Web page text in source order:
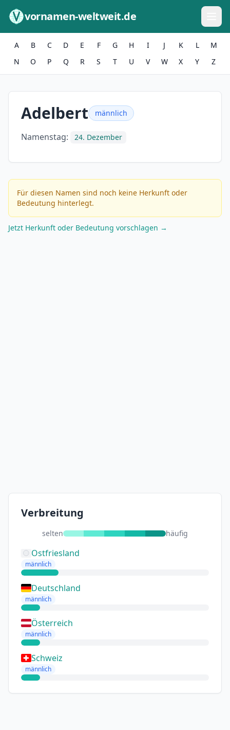
vornamen-weltweit.de
A B C D E F G H I J K L
M
N
O P Q R S T U V W X Y Z
Adelbert männlich
Namenstag: 24. Dezember
Für diesen Namen sind noch keine Herkunft oder
Bedeutung hinterlegt.
Jetzt Herkunft oder Bedeutung vorschlagen →
Verbreitung
selten häufig
Ostfriesland
männlich
Deutschland
männlich
Österreich
männlich
Schweiz
männlich